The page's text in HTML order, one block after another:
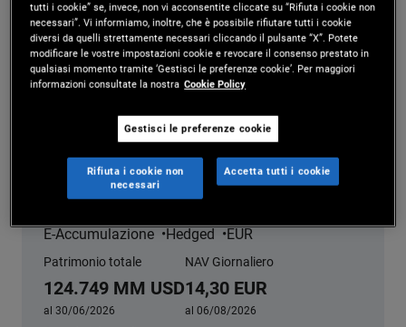
incerto
Idee di investimento che possono aiutare gli investitori ad
affrontare la volatilità e l'incertezza del mercato.
Income Fund | IE00B84J9L26
E-Accumulazione Hedged EUR
Patrimonio totale
124.749 MM USD
al 30/06/2026
NAV Giornaliero
14,30 EUR
al 06/08/2026
tutti i cookie” se, invece, non vi acconsentite cliccate su “Rifiuta i cookie non
necessari”. Vi informiamo, inoltre, che è possibile rifiutare tutti i cookie
diversi da quelli strettamente necessari cliccando il pulsante “X”. Potete
modificare le vostre impostazioni cookie e revocare il consenso prestato in
qualsiasi momento tramite ‘Gestisci le preferenze cookie’. Per maggiori
informazioni consultate la nostra Cookie Policy
Gestisci le preferenze cookie
Rifiuta i cookie non
necessari
Accetta tutti i cookie